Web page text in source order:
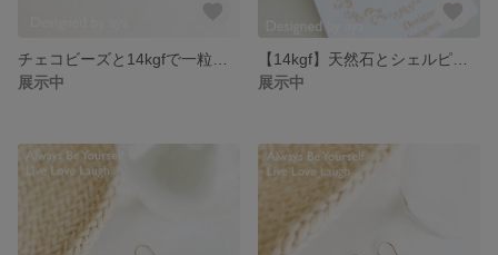
展示中
展示中